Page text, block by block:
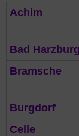
Achim
Bad Harzburg
Bramsche
Burgdorf
Celle